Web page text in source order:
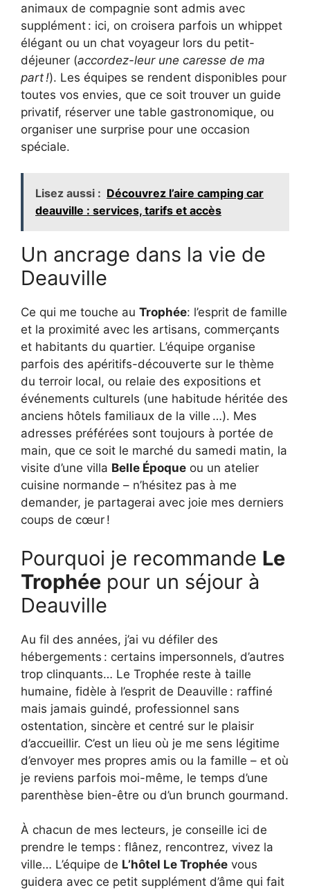
animaux de compagnie sont admis avec
supplément : ici, on croisera parfois un whippet
élégant ou un chat voyageur lors du petit-
déjeuner (accordez-leur une caresse de ma
part !). Les équipes se rendent disponibles pour
toutes vos envies, que ce soit trouver un guide
privatif, réserver une table gastronomique, ou
organiser une surprise pour une occasion
spéciale.
Lisez aussi : Découvrez l’aire camping car
deauville : services, tarifs et accès
Un ancrage dans la vie de
Deauville
Ce qui me touche au Trophée: l’esprit de famille
et la proximité avec les artisans, commerçants
et habitants du quartier. L’équipe organise
parfois des apéritifs-découverte sur le thème
du terroir local, ou relaie des expositions et
événements culturels (une habitude héritée des
anciens hôtels familiaux de la ville …). Mes
adresses préférées sont toujours à portée de
main, que ce soit le marché du samedi matin, la
visite d’une villa Belle Époque ou un atelier
cuisine normande – n’hésitez pas à me
demander, je partagerai avec joie mes derniers
coups de cœur !
Pourquoi je recommande Le
Trophée pour un séjour à
Deauville
Au fil des années, j’ai vu défiler des
hébergements : certains impersonnels, d’autres
trop clinquants… Le Trophée reste à taille
humaine, fidèle à l’esprit de Deauville : raffiné
mais jamais guindé, professionnel sans
ostentation, sincère et centré sur le plaisir
d’accueillir. C’est un lieu où je me sens légitime
d’envoyer mes propres amis ou la famille – et où
je reviens parfois moi-même, le temps d’une
parenthèse bien-être ou d’un brunch gourmand.
À chacun de mes lecteurs, je conseille ici de
prendre le temps : flânez, rencontrez, vivez la
ville… L’équipe de L’hôtel Le Trophée vous
guidera avec ce petit supplément d’âme qui fait